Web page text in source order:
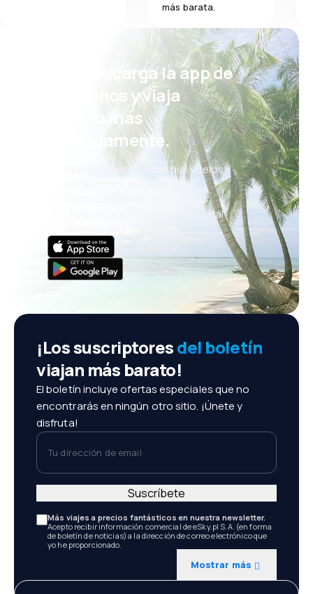
más barata.
¡Eh! Descarga la app de
eDestinos y viaja
incluso más
cómodamente.
Nuevas ofertas cada día: vuelos,
vacaciones, escapadas
Cómoda gestión de reservas
¡Todo lo que importa, siempre al
¡Los suscriptoresdel boletín
viajan más barato!
El boletín incluye ofertas especiales que no
encontrarás en ningún otro sitio. ¡Únete y
disfruta!
Tu dirección de email
Más viajes a precios fantásticos en nuestra newsletter.
Acepto recibir información comercial de eSky.pl S.A. (en forma
de boletín de noticias) a la dirección de correo electrónico que
yo he proporcionado.
Mostrar más
Suscríbete